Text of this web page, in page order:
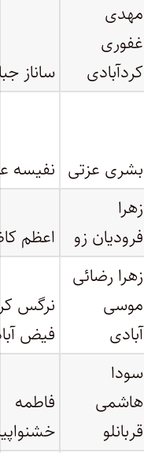
مهدی
غفوری
کردآبادی
ساناز
بشری عزتی نفیسه
زهرا
فرودیان زو
اعظم
زهرا رضائی
موسی
آبادی
نرگس
فیض
سودا
هاشمی
قربانلو
فاطمه